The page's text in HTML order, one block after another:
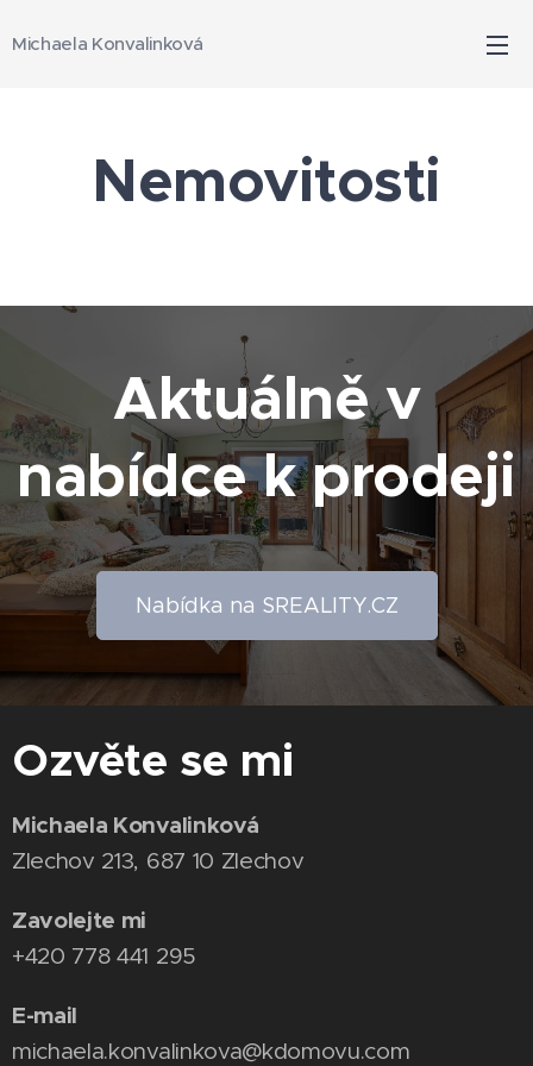
Michaela Konvalinková
Nemovitosti
Aktuálně v
nabídce k prodeji
Nabídka na SREALITY.CZ
Ozvěte se mi
Michaela Konvalinková
Zlechov 213, 687 10 Zlechov
Zavolejte mi
+420 778 441 295
E-mail
michaela.konvalinkova@kdomovu.com